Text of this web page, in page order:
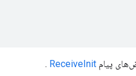
ReceiveInit
.